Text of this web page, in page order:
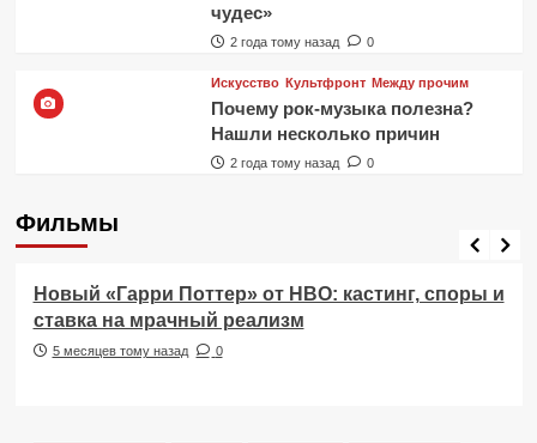
чудес»
2 года тому назад 0
Искусство Культфронт Между прочим
Почему рок-музыка полезна?
Нашли несколько причин
2 года тому назад 0
Фильмы
Фильмы
Новый «Гарри Поттер» от HBO: кастинг, споры и
ставка на мрачный реализм
5 месяцев тому назад 0